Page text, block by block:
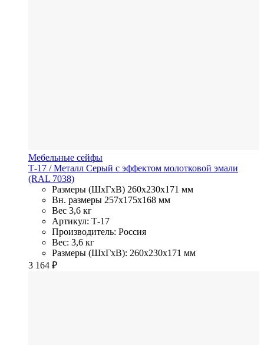
Мебельные сейфы
Т-17 / Металл Серый с эффектом молотковой эмали
(RAL 7038)
Размеры (ШхГхВ) 260x230x171 мм
Вн. размеры 257x175х168 мм
Вес 3,6 кг
Артикул: Т-17
Производитель: Россия
Вес: 3,6 кг
Размеры (ШхГхВ): 260x230x171 мм
3 164 ₽